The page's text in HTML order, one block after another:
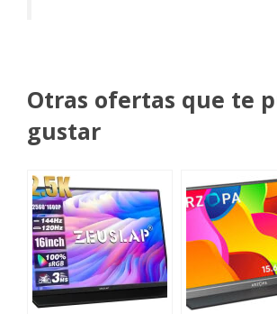
Otras ofertas que te
gustar